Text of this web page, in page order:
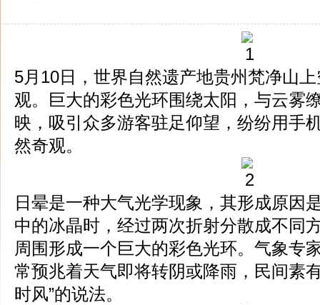
5月10日，世界自然遗产地贵州梵净山
观。巨大的彩色光环围绕太阳，与云雾
映，吸引众多游客驻足仰望，纷纷用手
然奇观。
日晕是一种大气光学现象，其形成原因
中的冰晶时，经过两次折射分散成不同
周围形成一个巨大的彩色光环。气象专
常预兆着天气即将转阴或降雨，民间素
时风”的说法。